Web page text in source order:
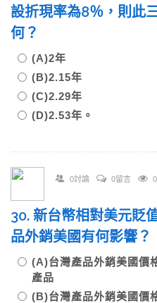
設折現率為8％，則此
何？
(A)2年
(B)2.15年
(C)2.29年
(D)2.53年。
0討論 0留言
30. 新台幣相對美元貶
品外銷美國有何影響？
(A)台灣產品外銷美國價
產品
(B)台灣產品外銷美國價